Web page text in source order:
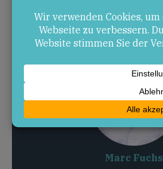
Marc Fuchs